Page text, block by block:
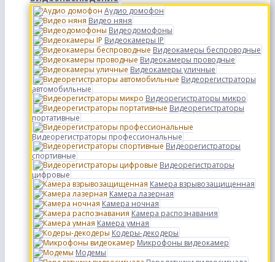
Аудио домофон
Видео няня
Видеодомофоны
Видеокамеры IP
Видеокамеры беспроводные
Видеокамеры проводные
Видеокамеры уличные
Видеорегистраторы
автомобильные
Видеорегистраторы микро
Видеорегистраторы
портативные
Видеорегистраторы профессиональные
Видеорегистраторы
спортивные
Видеорегистраторы
цифровые
Камера взрывозащищенная
Камера лазерная
Камера ночная
Камера распознавания
Камера умная
Кодеры-декодеры
Микрофоны видеокамер
Модемы